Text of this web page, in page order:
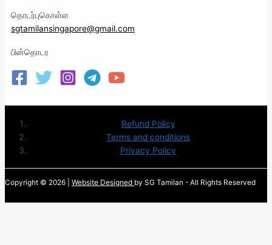
தொடர்புகொள்ள
sgtamilansingapore@gmail.com
பின்தொடர
Refund Policy
Terms and conditions
Privacy Policy
Copyright © 2026 | Website Designed by SG Tamilan - All Rights Reserved